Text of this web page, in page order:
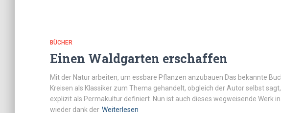
BÜCHER
Einen Waldgarten erschaffen
Mit der Natur arbeiten, um essbare Pflanzen anzubauen Das bekannte
Kreisen als Klassiker zum Thema gehandelt, obgleich der Autor selbst
explizit als Permakultur definiert. Nun ist auch dieses wegweisende Werk
wieder dank der Weiterlesen